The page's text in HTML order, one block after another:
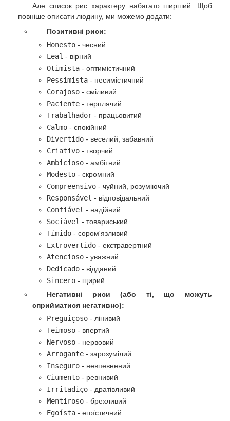
Але список рис характеру набагато ширший. Щоб
повніше описати людину, ми можемо додати:
Позитивні риси:
Honesto - чесний
Leal - вірний
Otimista - оптимістичний
Pessimista - песимістичний
Corajoso - сміливий
Paciente - терплячий
Trabalhador - працьовитий
Calmo - спокійний
Divertido - веселий, забавний
Criativo - творчий
Ambicioso - амбітний
Modesto - скромний
Compreensivo - чуйний, розуміючий
Responsável - відповідальний
Confiável - надійний
Sociável - товариський
Tímido - сором'язливий
Extrovertido - екстравертний
Atencioso - уважний
Dedicado - відданий
Sincero - щирий
Негативні риси (або ті, що можуть
сприйматися негативно):
Preguiçoso - лінивий
Teimoso - впертий
Nervoso - нервовий
Arrogante - зарозумілий
Inseguro - невпевнений
Ciumento - ревнивий
Irritadiço - дратівливий
Mentiroso - брехливий
Egoísta - егоїстичний